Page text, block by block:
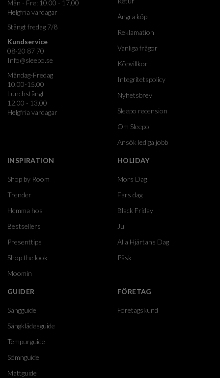
Mån - Fre: 10.00 - 17.00
Helgfria vardagar
Stängt fredag 7/8
Kundservice
08-20 87 70
Info@sleepo.se
Måndag-Fredag
10.00-15.00
Lunchstängt
12.00 - 13.00
Helgfria vardagar
Ångra köp
Reklamation
Vanliga frågor
Köpvillkor
Integritetspolicy
Nyhetsbrev
Sleepo recension
Om Sleepo
Ansök lediga jobb
INSPIRATION
Shop by Room
Trender
Hemma hos
Bestsellers
Presenttips
Shop the look
Moomin
HOLIDAY
Mors Dag
Fars dag
Black Friday
Jul
Alla Hjärtans Dag
Påsk
GUIDER
Sängguide
Sängklädesguide
Tempurguide
Sömnguide
Mattguide
FÖRETAG
Företagskund